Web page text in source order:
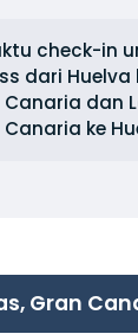
check-in
dari Huelva
dan
ke
Gran